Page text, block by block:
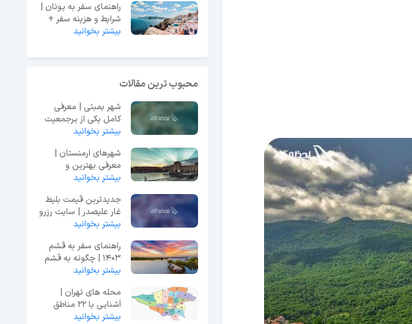
راهنمای سفر به یونان |
شرایط و هزینه سفر +
اطلاعات ضروری
بیشتر بخوانید
محبوب ترین مقالات
شهر بمبئی | معرفی
کامل یکی از پرجمعیت
ترین شهرهای هند +
بیشتر بخوانید
شهرهای ارمنستان |
معرفی بهترین و
توریستی ترین شهرهای
بیشتر بخوانید
جدیدترین قیمت بلیط
غار علیصدر | سایت رزرو
آنلاین
بیشتر بخوانید
راهنمای سفر به قشم
1403 | چگونه به قشم
سفر کنیم؟ + هزینه ها
بیشتر بخوانید
محله های تهران |
آشنایی با 22 مناطق
تهران و 376 محله
بیشتر بخوانید